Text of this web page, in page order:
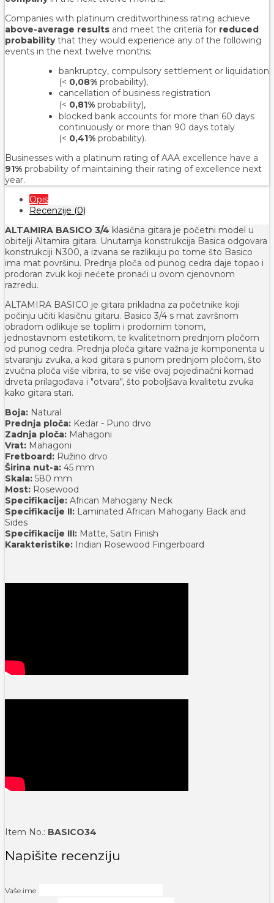
Companies with platinum creditworthiness rating achieve
above-average results and meet the criteria for reduced
probabilitythat they would experience any of the following
events in the next twelve months:
bankruptcy, compulsory settlement or liquidation
(< 0,08% probability),
cancellation of business registration
(< 0,81% probability),
blocked bank accounts for more than 60 days
continuously or more than 90 days totaly
(< 0,41% probability).
Businesses with a platinum rating of AAA excellence have a
91% probability of maintaining their rating of excellence next
year.
Opis
Recenzije (0)
ALTAMIRA BASICO 3/4 klasična gitara je početni model u
obitelji Altamira gitara. Unutarnja konstrukcija Basica odgovara
konstrukciji N300, a izvana se razlikuju po tome što Basico
ima mat površinu. Prednja ploča od punog cedra daje topao i
prodoran zvuk koji nećete pronaći u ovom cjenovnom
razredu.
ALTAMIRA BASICO je gitara prikladna za početnike koji
počinju učiti klasičnu gitaru. Basico 3/4 s mat završnom
obradom odlikuje se toplim i prodornim tonom,
jednostavnom estetikom, te kvalitetnom prednjom pločom
od punog cedra. Prednja ploča gitare važna je komponenta u
stvaranju zvuka, a kod gitara s punom prednjom pločom, što
zvučna ploča više vibrira, to se više ovaj pojedinačni komad
drveta prilagođava i "otvara", što poboljšava kvalitetu zvuka
kako gitara stari.
Boja: Natural
Prednja ploča: Kedar - Puno drvo
Zadnja ploča: Mahagoni
Vrat: Mahagoni
Fretboard: Ružino drvo
Širina nut-a: 45 mm
Skala: 580 mm
Most: Rosewood
Specifikacije: African Mahogany Neck
Specifikacije II: Laminated African Mahogany Back and
Sides
Specifikacije III: Matte, Satin Finish
Karakteristike: Indian Rosewood Fingerboard
Item No.: BASICO34
Napišite recenziju
Vaše ime